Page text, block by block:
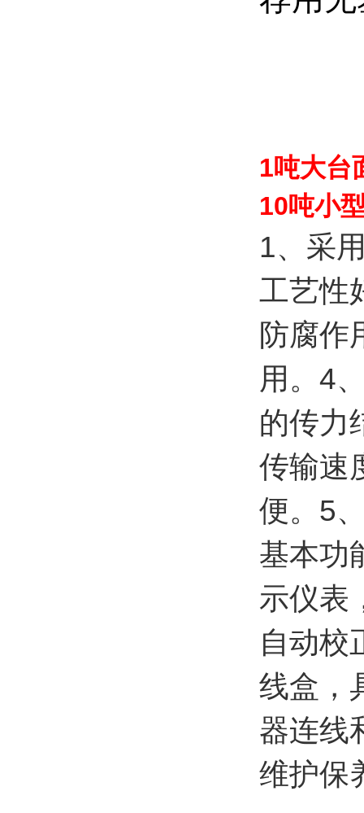
1吨大台
10吨小
1、采
工艺性
防腐作
用。4
的传力
传输速
便。5
基本功
示仪表
自动校
线盒，
器连线
维护保